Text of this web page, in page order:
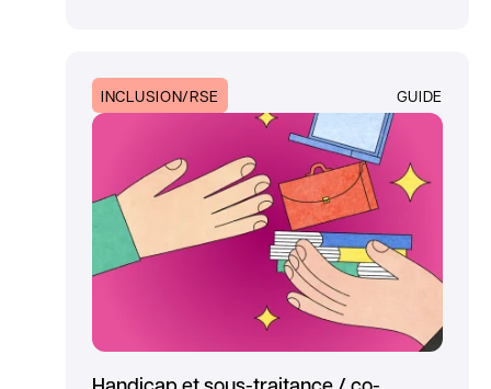
INCLUSION/RSE GUIDE